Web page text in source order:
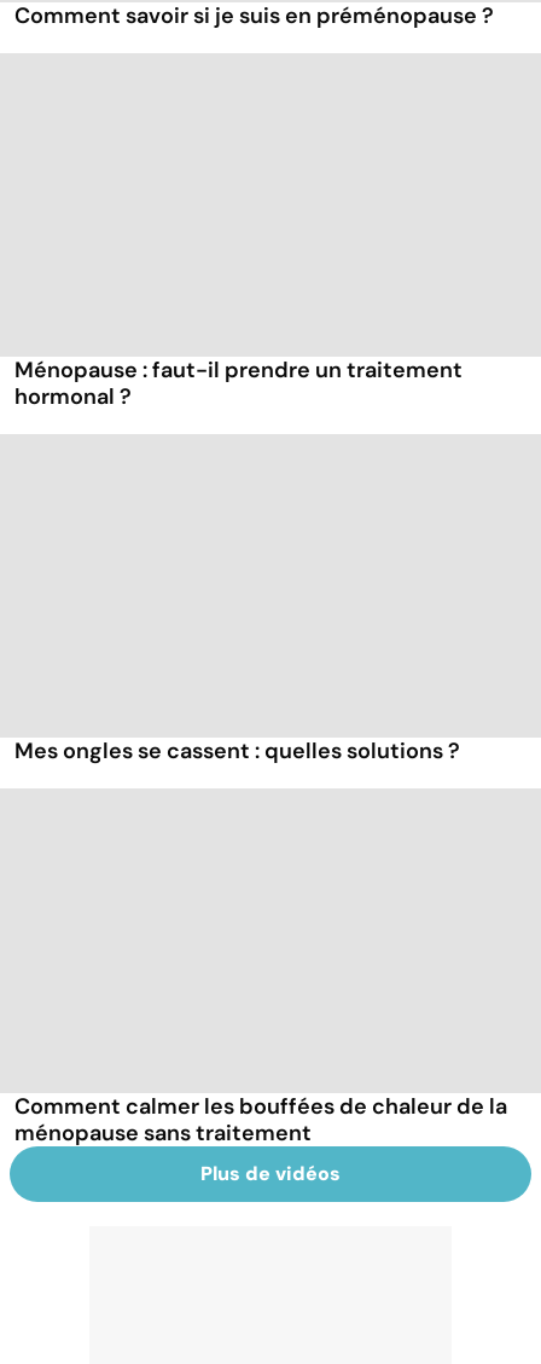
Comment savoir si je suis en préménopause ?
Ménopause : faut-il prendre un traitement
hormonal ?
Mes ongles se cassent : quelles solutions ?
Comment calmer les bouffées de chaleur de la
ménopause sans traitement
Plus de vidéos